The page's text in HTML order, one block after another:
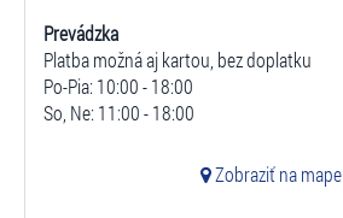
Prevádzka
Platba možná aj kartou, bez doplatku
Po-Pia: 10:00 - 18:00
So, Ne: 11:00 - 18:00
Zobraziť na mape